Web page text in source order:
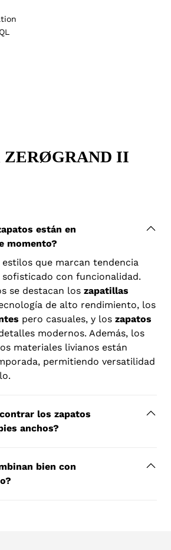
ZERØGRAND II
están en
momento?
que marcan tendencia
con funcionalidad.
se destacan los zapatillas
de alto rendimiento, los
pero casuales, y los zapatos
modernos. Además, los
materiales livianos están
permitiendo versatilidad
los zapatos
anchos?
bien con